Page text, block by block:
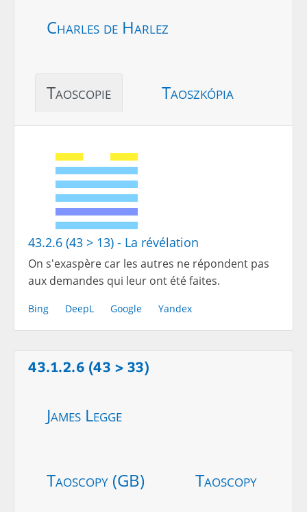
Charles de Harlez
Taoscopie Taoszkópia
43.2.6 (43 > 13) - La révélation
On s'exaspère car les autres ne répondent pas
aux demandes qui leur ont été faites.
Bing DeepL Google Yandex
43.1.2.6 (43 > 33)
James Legge
Taoscopy (GB) Taoscopy